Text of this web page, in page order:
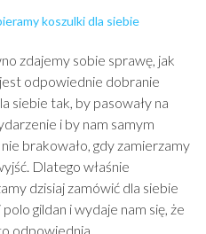
koszulki dla siebie
zdajemy sobie sprawę, jak
odpowiednie dobranie
siebie tak, by pasowały na
i by nam samym
brakowało, gdy zamierzamy
Dlatego właśnie
dzisiaj zamówić dla siebie
gildan i wydaje nam się, że
odpowiednia...